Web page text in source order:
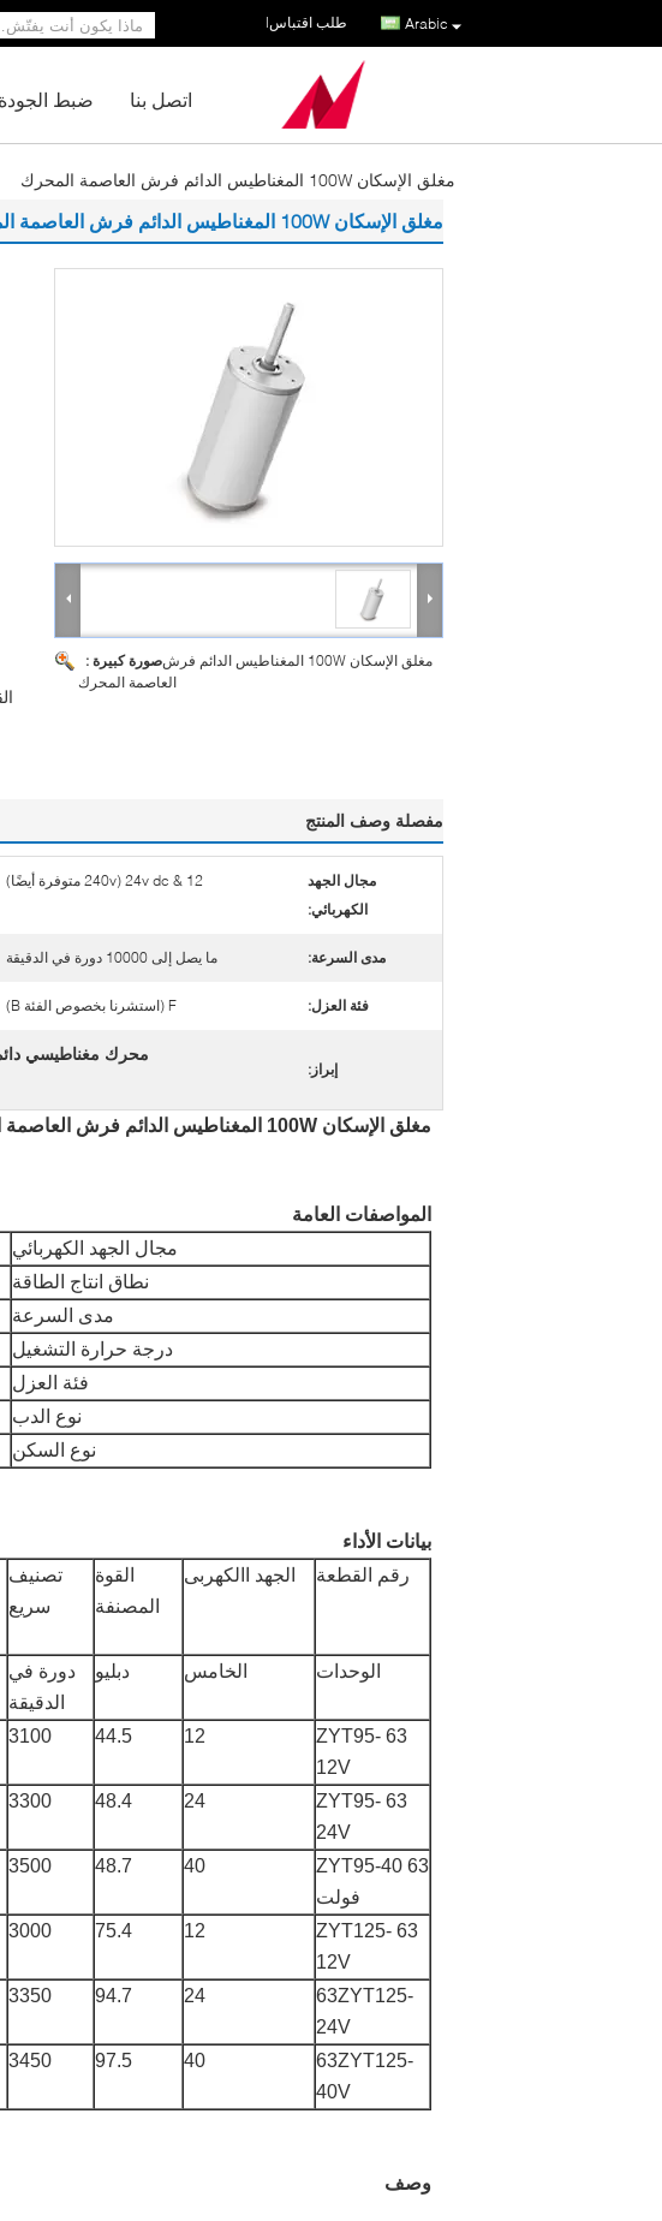
Arabic طلب اقتباس|
ضبط الجودة اتصل بنا
مغلق الإسكان 100W المغناطيس الدائم فرش العاصمة المحرك
مغلق الإسكان 100W المغناطيس الدائم فرش العاصمة المحرك
صورة كبيرة :مغلق الإسكان 100W المغناطيس الدائم فرش
العاصمة المحرك
مفصلة وصف المنتج
مجال الجهد
الكهربائي:
12 & 24v dc (240v متوفرة أيضًا)
مدى السرعة: ما يصل إلى 10000 دورة في الدقيقة
فئة العزل: F (استشرنا بخصوص الفئة B)
إبراز:
محرك مغناطيسي دائم
مغلق الإسكان 100W المغناطيس الدائم فرش العاصمة المحرك
المواصفات العامة
مجال الجهد الكهربائي
نطاق انتاج الطاقة
مدى السرعة
درجة حرارة التشغيل
فئة العزل
نوع الدب
نوع السكن
بيانات الأداء
رقم القطعة
الجهد االكهربى
القوة
المصنفة
تصنيف
سريع
الوحدات الخامس دبليو
دورة في
الدقيقة
63 ZYT95-
12V
12
44.5
3100
63 ZYT95-
24V
24
48.4
3300
63 ZYT95-40
فولت
40
48.7
3500
63 ZYT125-
12V
12
75.4
3000
63ZYT125-
24V
24
94.7
3350
63ZYT125-
40V
40
97.5
3450
وصف